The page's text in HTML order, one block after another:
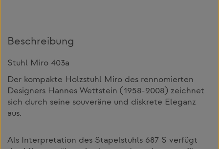
Beschreibung
Stuhl Miro 403a
Der kompakte Holzstuhl Miro des rennomierten
Designers Hannes Wettstein (1958-2008) zeichnet
sich durch seine souveräne und diskrete Eleganz
aus.
Als Interpretation des Stapelstuhls 687 S verfügt